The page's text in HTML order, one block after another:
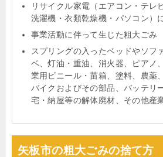
リサイクル家電（エアコン・テレ
洗濯機・衣類乾燥機・パソコン）
事業活動に伴って生じた粗大ごみ
スプリングの入ったベッドやソフ
ベ、灯油・重油、消火器、ピアノ
業用ビニール・苗箱、塗料、農薬
バイクおよびその部品、バッテリ
宅・納屋等の解体廃材、その他産
矢板市の粗大ごみの捨て方